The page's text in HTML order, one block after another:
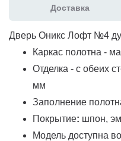
Доставка
Дверь Оникс Лофт №4
Каркас полотна -
Отделка - с обеих
мм
Заполнение
Покрытие: шпон,
Модель доступна